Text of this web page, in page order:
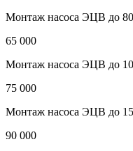
Монтаж насоса ЭЦВ до
65 000
Монтаж насоса ЭЦВ до
75 000
Монтаж насоса ЭЦВ до
90 000